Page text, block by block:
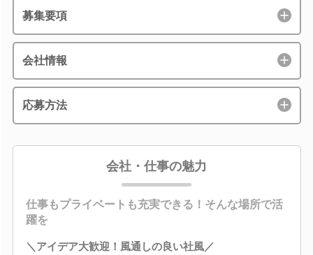
募集要項
会社情報
応募方法
会社・仕事の魅力
仕事もプライベートも充実できる！そんな場所で活
躍を
＼アイデア大歓迎！風通しの良い社風／